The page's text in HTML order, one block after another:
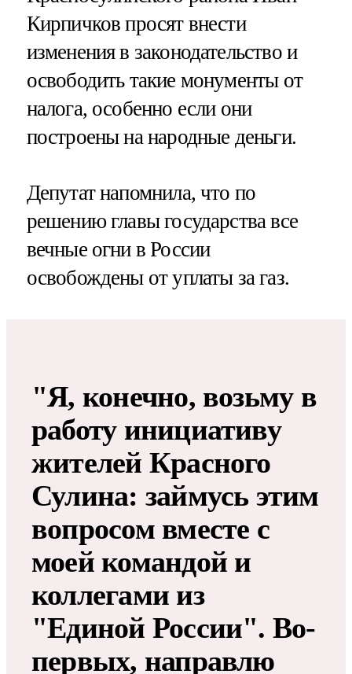
Кирпичков просят внести
изменения в законодательство и
освободить такие монументы от
налога, особенно если они
построены на народные деньги.
Депутат напомнила, что по
решению главы государства все
вечные огни в России
освобождены от уплаты за газ.
"Я, конечно, возьму в
работу инициативу
жителей Красного
Сулина: займусь этим
вопросом вместе с
моей командой и
коллегами из
"Единой России". Во-
первых, направлю